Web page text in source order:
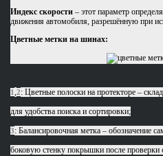
Индекс скорости– этот параметр
движения автомобиля, разрешённую при
Цветные метки на шинах:
1 2: Цветные полоски на протекторе –
для удобства поиска и сортировки;
3: Балансировочная метка – обозначение
боковую стенку покрышки после проверки